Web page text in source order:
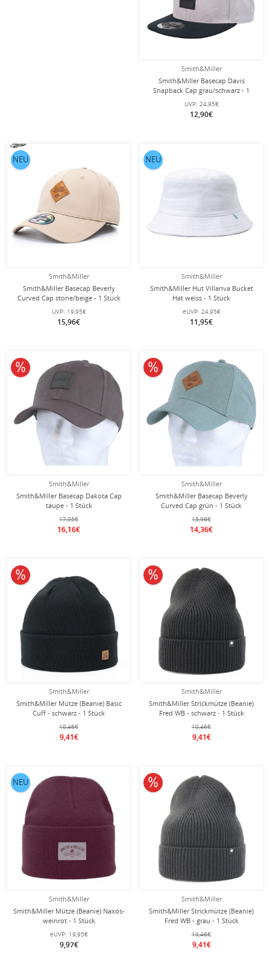
Smith&Miller
Smith&Miller Basecap Davis
Snapback Cap grau/schwarz - 1
UVP: 24,95€
12,90€
Smith&Miller
Smith&Miller Basecap Beverly
Curved Cap stone/beige - 1 Stück
UVP: 19,95€
15,96€
NEU
Smith&Miller
Smith&Miller Hut Villariva Bucket
Hat weiss - 1 Stück
eUVP: 24,95€
11,95€
NEU
Smith&Miller
Smith&Miller Basecap Dakota Cap
taupe - 1 Stück
17,95€
16,16€
10% reduziert
Smith&Miller
Smith&Miller Basecap Beverly
Curved Cap grün - 1 Stück
15,96€
14,36€
10% reduziert
Smith&Miller
Smith&Miller Mütze (Beanie) Basic
Cuff - schwarz - 1 Stück
10,46€
9,41€
10% reduziert
Smith&Miller
Smith&Miller Strickmütze (Beanie)
Fred WB - schwarz - 1 Stück
10,46€
9,41€
10% reduziert
Smith&Miller
Smith&Miller Mütze (Beanie) Naxos-
weinrot - 1 Stück
eUVP: 19,95€
9,97€
NEU
Smith&Miller
Smith&Miller Strickmütze (Beanie)
Fred WB - grau - 1 Stück
10,46€
9,41€
10% reduziert